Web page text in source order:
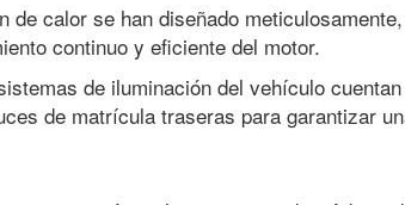
de calor se han diseñado
continuo y eficiente del motor.
de iluminación del vehículo
de matrícula traseras para garantizar